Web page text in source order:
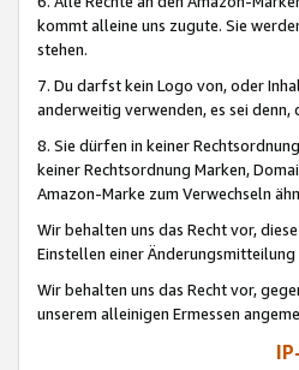
kommt alleine uns zugute. Sie
stehen.
7. Du darfst kein Logo von, oder
anderweitig verwenden, es sei
8. Sie dürfen in keiner
keiner Rechtsordnung Marken,
Amazon-Marke zum Verwechseln
Wir behalten uns das Recht vor,
Einstellen einer
Wir behalten uns das Recht vor,
unserem alleinigen Ermessen